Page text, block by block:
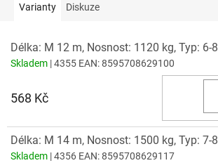
Varianty Diskuze
Délka: M 12 m, Nosnost: 1120 kg, Typ: 6-8
Skladem | 4355 EAN:8595708629100
568 Kč
Délka: M 14 m, Nosnost: 1500 kg, Typ: 7-8
Skladem | 4356 EAN:8595708629117